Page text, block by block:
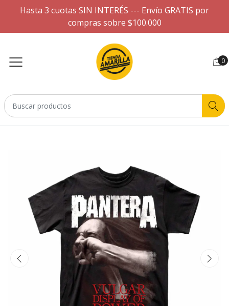
Hasta 3 cuotas SIN INTERÉS --- Envío GRATIS por
compras sobre $100.000
0